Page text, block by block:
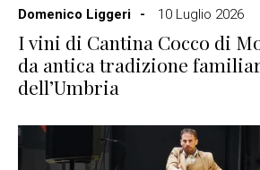
Domenico Liggeri
10 Luglio 2026
I vini di Cantina Cocco di
da antica tradizione
dell’Umbria